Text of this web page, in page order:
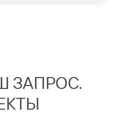
ЗАПРОС.